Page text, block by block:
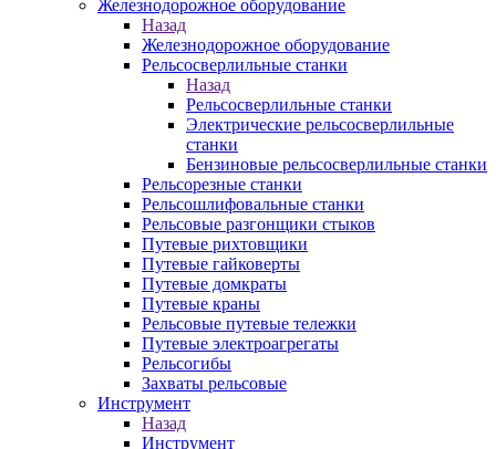
Железнодорожное оборудование
Назад
Железнодорожное оборудование
Рельсосверлильные станки
Назад
Рельсосверлильные станки
Электрические рельсосверлильные
станки
Бензиновые рельсосверлильные станки
Рельсорезные станки
Рельсошлифовальные станки
Рельсовые разгонщики стыков
Путевые рихтовщики
Путевые гайковерты
Путевые домкраты
Путевые краны
Рельсовые путевые тележки
Путевые электроагрегаты
Рельсогибы
Захваты рельсовые
Инструмент
Назад
Инструмент